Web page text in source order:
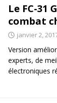
Le FC-
combat
janvier 2,
Version
experts, de
électroniques